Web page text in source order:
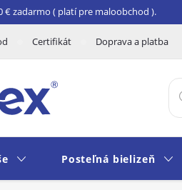
€ zadarmo ( platí pre maloobchod ).
Certifikát Doprava a platba SK
Posteľná bielizeň